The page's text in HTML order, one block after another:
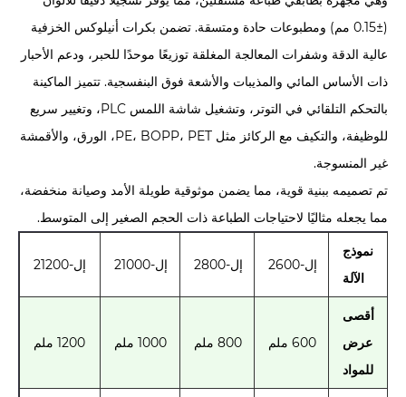
(±0.15 مم) ومطبوعات حادة ومتسقة. تضمن بكرات أنيلوكس الخزفية
عالية الدقة وشفرات المعالجة المغلقة توزيعًا موحدًا للحبر، ودعم الأحبار
ذات الأساس المائي والمذيبات والأشعة فوق البنفسجية. تتميز الماكينة
بالتحكم التلقائي في التوتر، وتشغيل شاشة اللمس PLC، وتغيير سريع
للوظيفة، والتكيف مع الركائز مثل PE، BOPP، PET، الورق، والأقمشة
غير المنسوجة.
تم تصميمه ببنية قوية، مما يضمن موثوقية طويلة الأمد وصيانة منخفضة،
مما يجعله مثاليًا لاحتياجات الطباعة ذات الحجم الصغير إلى المتوسط.
نموذج
الآلة
إل-2600 إل-2800 إل-21000 إل-21200
أقصى
عرض
للمواد
600 ملم 800 ملم 1000 ملم 1200 ملم